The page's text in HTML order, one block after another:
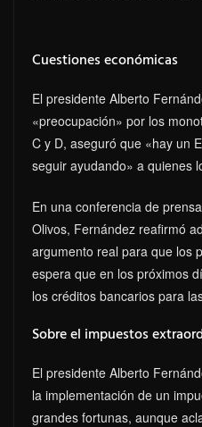
Cuestiones económicas
El presidente Alberto
«preocupación» por los
C y D, aseguró que «hay un
seguir ayudando» a quienes
En una conferencia de
Olivos, Fernández reafirmó
argumento real para que los
espera que en los próximos
los créditos bancarios para
Sobre el impuestos
El presidente Alberto
la implementación de un
grandes fortunas, aunque